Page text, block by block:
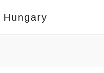
Hungary